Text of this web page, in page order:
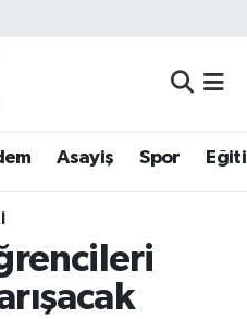
Asayiş Spor
Haritası
ve Fikstür